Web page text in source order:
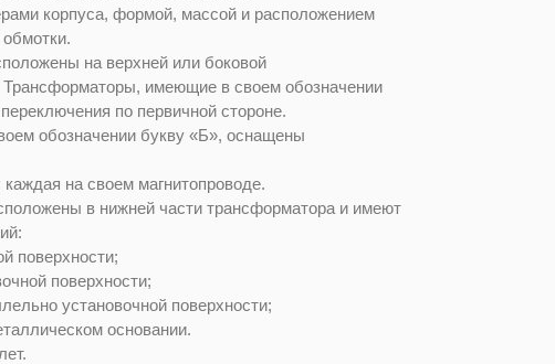
корпуса, формой, массой и расположением
на верхней или боковой
Трансформаторы, имеющие в своем обозначении
по первичной стороне.
обозначении букву «Б», оснащены
на своем магнитопроводе.
в нижней части трансформатора и имеют
поверхности;
поверхности;
установочной поверхности;
основании.